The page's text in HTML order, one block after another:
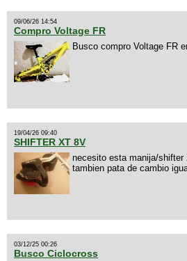
09/06/26 14:54
Compro Voltage FR
Busco compro Voltage FR
19/04/26 09:40
SHIFTER XT 8V
necesito esta manija/shifter
tambien pata de cambio
03/12/25 00:26
Busco Ciclocross